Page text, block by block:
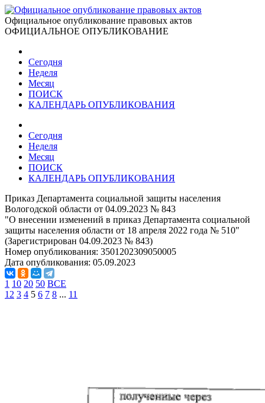
Официальное опубликование правовых актов
ОФИЦИАЛЬНОЕ ОПУБЛИКОВАНИЕ
Сегодня
Неделя
Месяц
ПОИСК
КАЛЕНДАРЬ ОПУБЛИКОВАНИЯ
Сегодня
Неделя
Месяц
ПОИСК
КАЛЕНДАРЬ ОПУБЛИКОВАНИЯ
Приказ Департамента социальной защиты населения
Вологодской области от 04.09.2023 № 843
"О внесении изменений в приказ Департамента социальной
защиты населения области от 18 апреля 2022 года № 510"
(Зарегистрирован 04.09.2023 № 843)
Номер опубликования: 3501202309050005
Дата опубликования: 05.09.2023
1 10 20 50 ВСЕ
1 2 3 4 5 6 7 8 ... 11